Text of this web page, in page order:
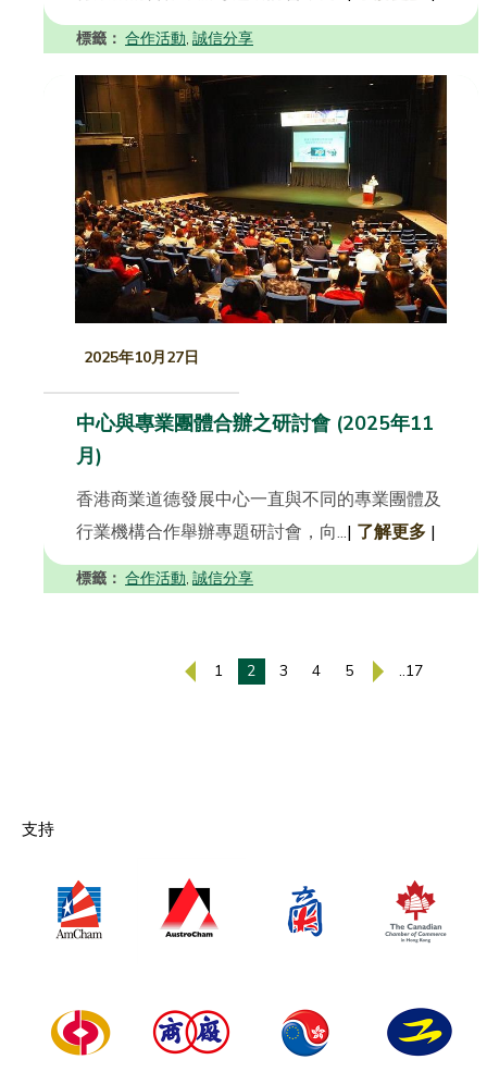
標籤： 合作活動, 誠信分享
2025年10月27日
中心與專業團體合辦之研討會 (2025年11
月)
香港商業道德發展中心一直與不同的專業團體及
行業機構合作舉辦專題研討會，向...| 了解更多 |
標籤： 合作活動, 誠信分享
1 2 3 4 5 ..17
支持